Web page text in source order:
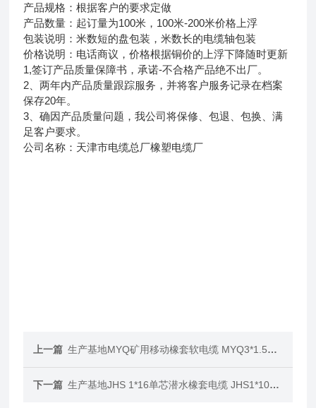
产品规格：根据客户的要求定做
产品数量：起订量为100米，100米-200米价格上浮
包装说明：米数短的盘包装，米数长的电缆轴包装
价格说明：电话商议，价格根据铜价的上浮下降随时更新
1,签订产品质量保障书，承诺-不合格产品绝不出厂。
2、两年内产品质量跟踪服务，并将客户服务记录在档案
保存20年。
3、确因产品质量问题，我公司将保修、包退、包换、满
足客户要求。
公司名称：天津市电缆总厂橡塑电缆厂
上一篇 生产基地MYQ矿用移动橡套软电缆 MYQ3*1.5煤矿用电缆
下一篇 生产基地JHS 1*16单芯潜水橡套电缆 JHS1*10防水电缆